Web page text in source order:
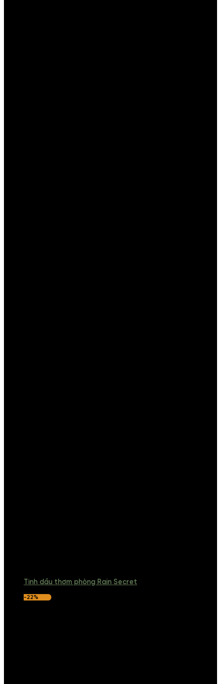
Tinh dầu thơm phòng Rain Secret
-22%